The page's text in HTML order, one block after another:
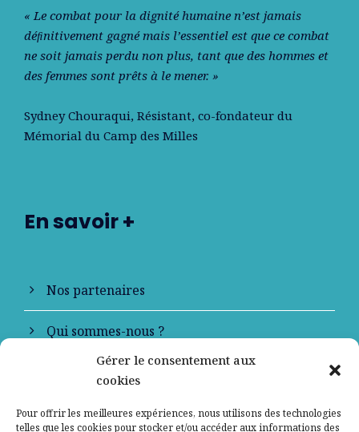
Gérer le consentement aux
cookies
Pour offrir les meilleures expériences, nous utilisons des technologies
telles que les cookies pour stocker et/ou accéder aux informations des
« Le combat pour la dignité humaine n’est jamais
déﬁnitivement gagné mais l’essentiel est que ce combat
ne soit jamais perdu non plus, tant que des hommes et
des femmes sont prêts à le mener. »
Sydney Chouraqui, Résistant, co-fondateur du
Mémorial du Camp des Milles
En savoir +
Nos partenaires
Qui sommes-nous ?
Contactez-nous
Mentions légales